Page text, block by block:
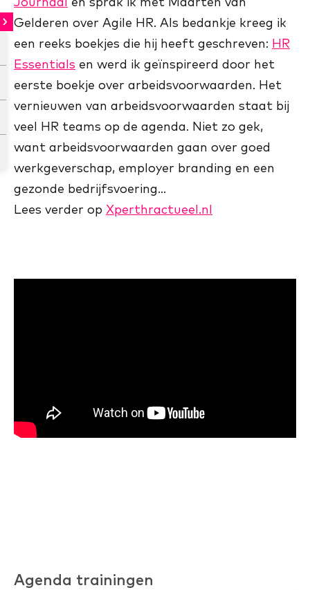
Gelderen over Agile HR. Als bedankje kreeg ik
een reeks boekjes die hij heeft geschreven: HR
Essentials en werd ik geïnspireerd door het
eerste boekje over arbeidsvoorwaarden. Het
vernieuwen van arbeidsvoorwaarden staat bij
veel HR teams op de agenda. Niet zo gek,
want arbeidsvoorwaarden gaan over goed
werkgeverschap, employer branding en een
gezonde bedrijfsvoering…
Lees verder op Xperthractueel.nl
Agenda trainingen